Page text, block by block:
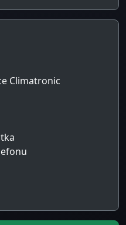
Climatronic